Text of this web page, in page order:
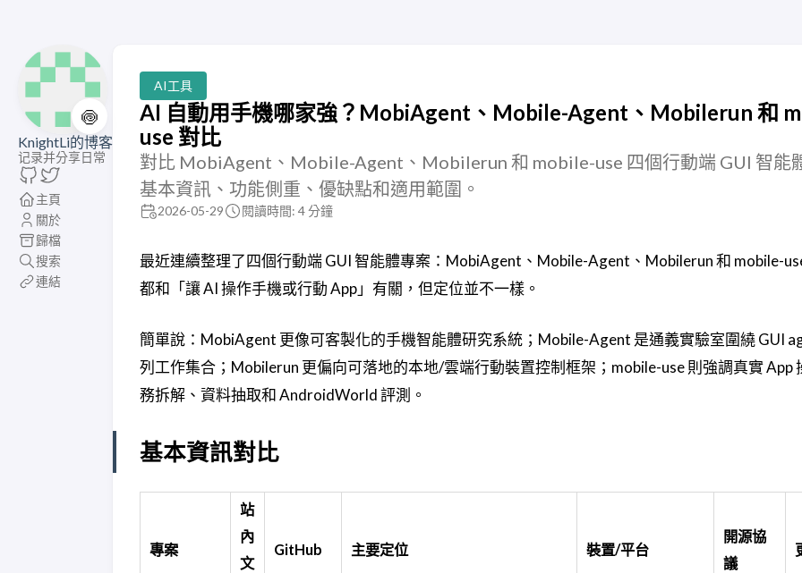
🍥
KnightLi的博客
记录并分享日常
主頁
關於
歸檔
搜索
連結
AI工具
AI 自動用手機哪家強？MobiAgent、Mobile-Agent、Mobilerun 和
use 對比
對比 MobiAgent、Mobile-Agent、Mobilerun 和 mobile-use 四個行動端 GUI 智能
基本資訊、功能側重、優缺點和適用範圍。
2026-05-29 閱讀時間: 4 分鐘
最近連續整理了四個行動端 GUI 智能體專案：MobiAgent、Mobile-Agent、Mobilerun 和 mobile-
都和「讓 AI 操作手機或行動 App」有關，但定位並不一樣。
簡單說：MobiAgent 更像可客製化的手機智能體研究系統；Mobile-Agent 是通義實驗室圍繞 GUI
列工作集合；Mobilerun 更偏向可落地的本地/雲端行動裝置控制框架；mobile-use 則強調真實 App
務拆解、資料抽取和 AndroidWorld 評測。
基本資訊對比
專案
站
內
文
GitHub 主要定位 裝置/平台
開源協
議